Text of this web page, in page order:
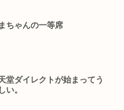
ちゃんの一等席
堂ダイレクトが始まってう
い。